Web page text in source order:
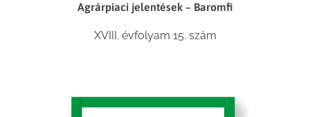
Agrárpiaci jelentések – Baromfi
XVIII. évfolyam 15. szám